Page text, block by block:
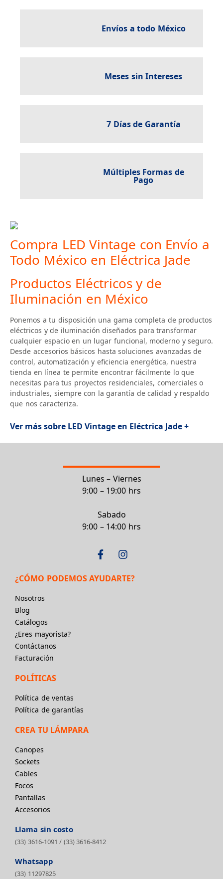
Envíos a todo México
Meses sin Intereses
7 Días de Garantía
Múltiples Formas de
Pago
Compra LED Vintage con Envío a
Todo México en Eléctrica Jade
Productos Eléctricos y de
Iluminación en México
Ponemos a tu disposición una gama completa de productos
eléctricos y de iluminación diseñados para transformar
cualquier espacio en un lugar funcional, moderno y seguro.
Desde accesorios básicos hasta soluciones avanzadas de
control, automatización y eficiencia energética, nuestra
tienda en línea te permite encontrar fácilmente lo que
necesitas para tus proyectos residenciales, comerciales o
industriales, siempre con la garantía de calidad y respaldo
que nos caracteriza.
Ver más sobre LED Vintage en Eléctrica Jade +
Lunes – Viernes
9:00 – 19:00 hrs
Sabado
9:00 – 14:00 hrs
¿CÓMO PODEMOS AYUDARTE?
Nosotros
Blog
Catálogos
¿Eres mayorista?
Contáctanos
Facturación
POLÍTICAS
Política de ventas
Política de garantías
CREA TU LÁMPARA
Canopes
Sockets
Cables
Focos
Pantallas
Accesorios
Llama sin costo
(33) 3616-1091 / (33) 3616-8412
Whatsapp
(33) 11297825